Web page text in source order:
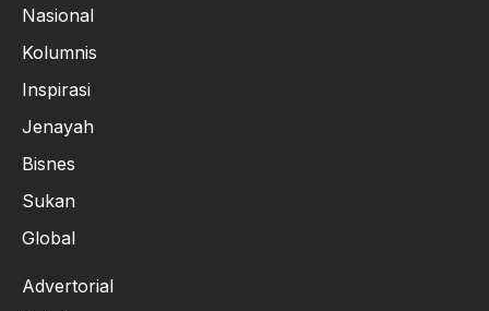
Nasional
Kolumnis
Inspirasi
Jenayah
Bisnes
Sukan
Global
Advertorial